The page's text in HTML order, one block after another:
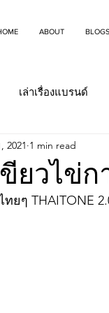
ABOUT BLOGS
เล่าเรื่องแบรนด์
ขียวไข่
2021 1 min read
ยๆ THAITONE